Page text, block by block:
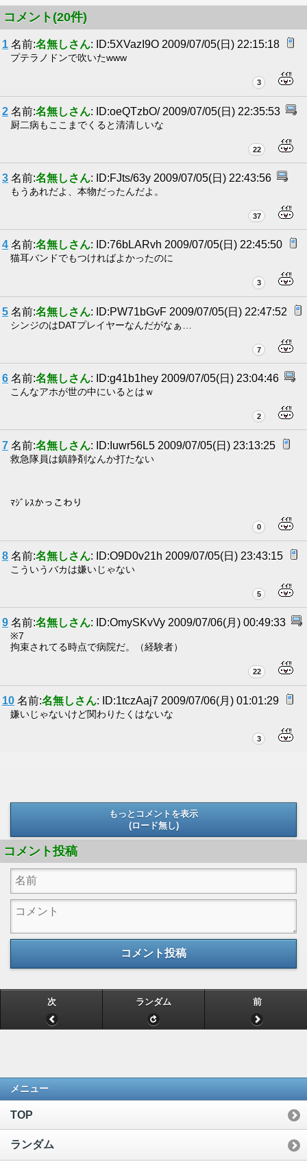
コメント(20件)
1 名前:名無しさん: ID:5XVazI9O 2009/07/05(日) 22:15:18
プテラノドンで吹いたwww
3
2 名前:名無しさん: ID:oeQTzbO/ 2009/07/05(日) 22:35:53
厨二病もここまでくると清清しいな
22
3 名前:名無しさん: ID:FJts/63y 2009/07/05(日) 22:43:56
もうあれだよ、本物だったんだよ。
37
4 名前:名無しさん: ID:76bLARvh 2009/07/05(日) 22:45:50
猫耳バンドでもつければよかったのに
3
5 名前:名無しさん: ID:PW71bGvF 2009/07/05(日) 22:47:52
シンジのはDATプレイヤーなんだがなぁ…
7
6 名前:名無しさん: ID:g41b1hey 2009/07/05(日) 23:04:46
こんなアホが世の中にいるとはｗ
2
7 名前:名無しさん: ID:Iuwr56L5 2009/07/05(日) 23:13:25
救急隊員は鎮静剤なんか打たない
ﾏｼﾞﾚｽかっこわり
0
8 名前:名無しさん: ID:O9D0v21h 2009/07/05(日) 23:43:15
こういうバカは嫌いじゃない
5
9 名前:名無しさん: ID:OmySKvVy 2009/07/06(月) 00:49:33
※7
拘束されてる時点で病院だ。（経験者）
22
10 名前:名無しさん: ID:1tczAaj7 2009/07/06(月) 01:01:29
嫌いじゃないけど関わりたくはないな
3
もっとコメントを表示
(ロード無し)
コメント投稿
コメント投稿
次 ランダム 前
メニュー
TOP
ランダム